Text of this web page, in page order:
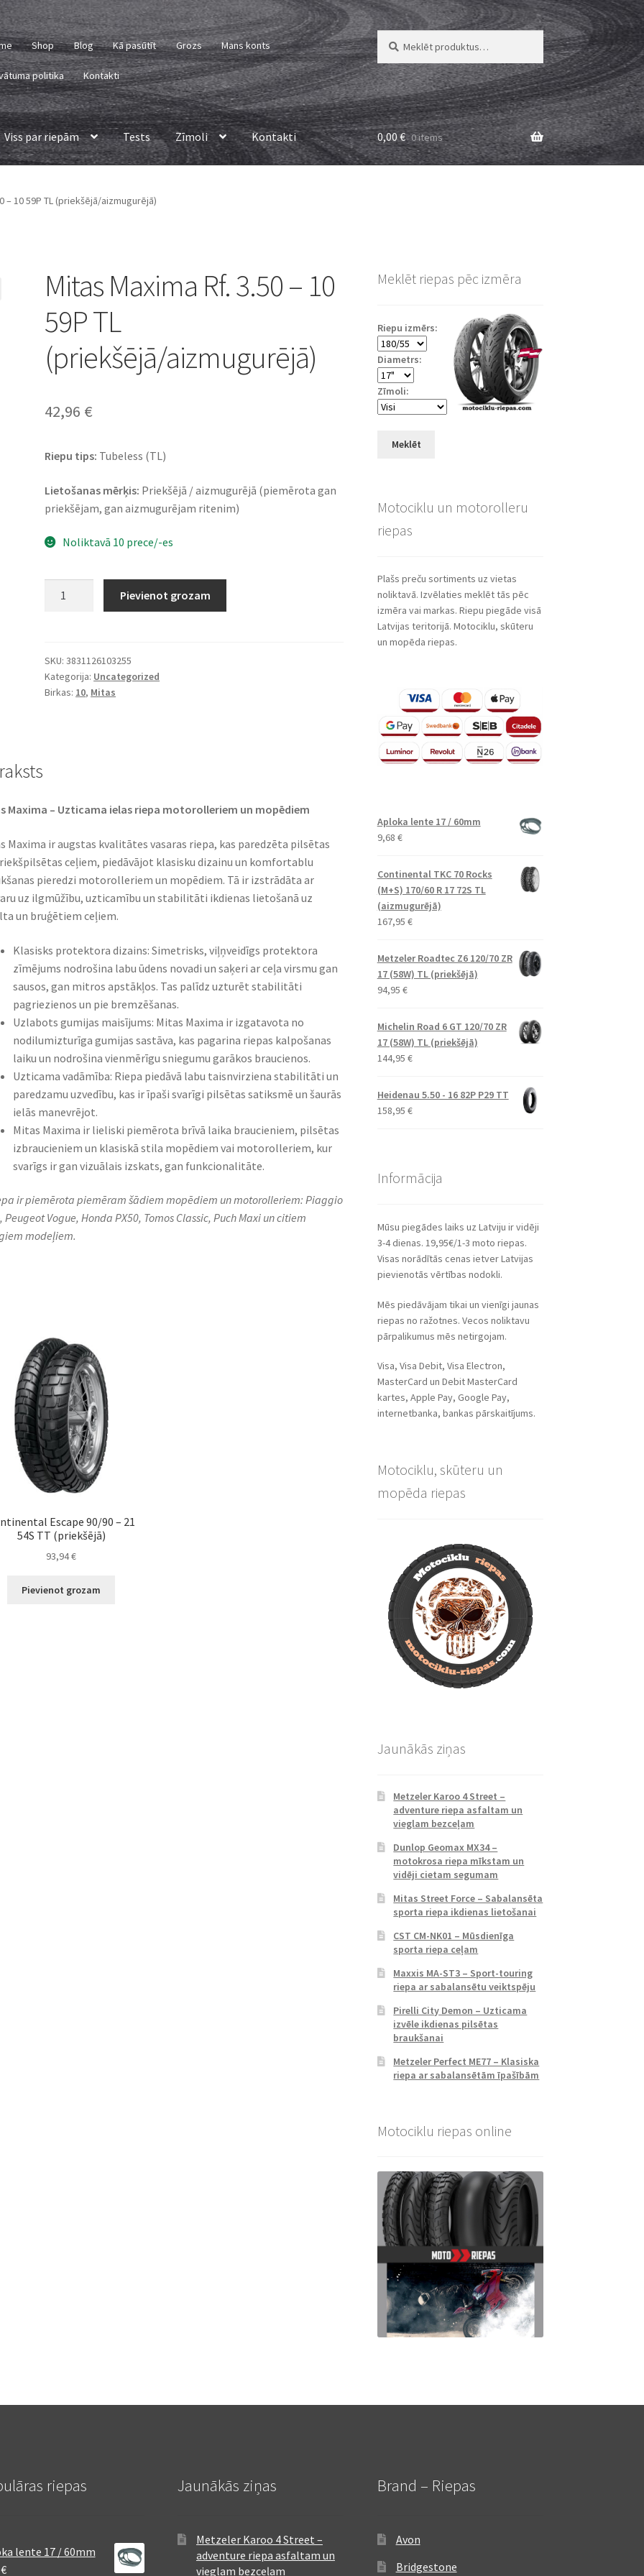
Shop Blog Kā pasūtīt Grozs Mans konts
politika Kontakti
Meklēt:
Meklēt
Viss par riepām Tests Zīmoli Kontakti 0,00€ 0 items
– 10 59P TL (priekšējā/aizmugurējā)
Mitas Maxima Rf. 3.50 – 10
59P TL
(priekšējā/aizmugurējā)
42,96 €
Riepu tips: Tubeless (TL)
Lietošanas mērķis: Priekšējā / aizmugurējā (piemērota gan
priekšējam, gan aizmugurējam ritenim)
Noliktavā 10 prece/-es
-
10
59P
Pievienot grozam
SKU:3831126103255
Kategorija: Uncategorized
Birkas: 10, Mitas
Maxima – Uzticama ielas riepa motorolleriem un mopēdiem
Maxima ir augstas kvalitātes vasaras riepa, kas paredzēta pilsētas
ceļiem, piedāvājot klasisku dizainu un komfortablu
pieredzi motorolleriem un mopēdiem. Tā ir izstrādāta ar
uz ilgmūžību, uzticamību un stabilitāti ikdienas lietošanā uz
un bruģētiem ceļiem.
Klasisks protektora dizains: Simetrisks, viļņveidīgs protektora
zīmējums nodrošina labu ūdens novadi un saķeri ar ceļa virsmu gan
sausos, gan mitros apstākļos. Tas palīdz uzturēt stabilitāti
pagriezienos un pie bremzēšanas.
Uzlabots gumijas maisījums: Mitas Maxima ir izgatavota no
nodilumizturīga gumijas sastāva, kas pagarina riepas kalpošanas
laiku un nodrošina vienmērīgu sniegumu garākos braucienos.
Uzticama vadāmība: Riepa piedāvā labu taisnvirziena stabilitāti un
paredzamu uzvedību, kas ir īpaši svarīgi pilsētas satiksmē un šaurās
ielās manevrējot.
Mitas Maxima ir lieliski piemērota brīvā laika braucieniem, pilsētas
izbraucieniem un klasiskā stila mopēdiem vai motorolleriem, kur
svarīgs ir gan vizuālais izskats, gan funkcionalitāte.
ir piemērota piemēram šādiem mopēdiem un motorolleriem: Piaggio
Peugeot Vogue, Honda PX50, Tomos Classic, Puch Maxi un citiem
modeļiem.
Escape 90/90 – 21
54S TT (priekšējā)
93,94€
Pievienot grozam
Meklēt riepas pēc izmēra
Riepu izmērs:
Diametrs:
Zīmoli:
Meklēt
Motociklu un motorolleru
riepas
Plašs preču sortiments uz vietas
noliktavā. Izvēlaties meklēt tās pēc
izmēra vai markas. Riepu piegāde visā
Latvijas teritorijā. Motociklu, skūteru
un mopēda riepas.
Aploka lente 17 / 60mm
9,68 €
Continental TKC 70 Rocks
(M+S) 170/60 R 17 72S TL
(aizmugurējā)
167,95 €
Metzeler Roadtec Z6 120/70 ZR
17 (58W) TL (priekšējā)
94,95 €
Michelin Road 6 GT 120/70 ZR
17 (58W) TL (priekšējā)
144,95 €
Heidenau 5.50 - 16 82P P29 TT
158,95 €
Informācija
Mūsu piegādes laiks uz Latviju ir vidēji
3-4 dienas. 19,95€/1-3 moto riepas.
Visas norādītās cenas ietver Latvijas
pievienotās vērtības nodokli.
Mēs piedāvājam tikai un vienīgi jaunas
riepas no ražotnes. Vecos noliktavu
pārpalikumus mēs netirgojam.
Visa, Visa Debit, Visa Electron,
MasterCard un Debit MasterCard
kartes, Apple Pay, Google Pay,
internetbanka, bankas pārskaitījums.
Motociklu, skūteru un
mopēda riepas
Jaunākās ziņas
Metzeler Karoo 4 Street –
adventure riepa asfaltam un
vieglam bezceļam
Dunlop Geomax MX34 –
motokrosa riepa mīkstam un
vidēji cietam segumam
Mitas Street Force – Sabalansēta
sporta riepa ikdienas lietošanai
CST CM-NK01 – Mūsdienīga
sporta riepa ceļam
Maxxis MA-ST3 – Sport-touring
riepa ar sabalansētu veiktspēju
Pirelli City Demon – Uzticama
izvēle ikdienas pilsētas
braukšanai
Metzeler Perfect ME77 – Klasiska
riepa ar sabalansētām īpašībām
Motociklu riepas online
riepas
lente 17 / 60mm
€
Jaunākās ziņas
Metzeler Karoo 4 Street –
adventure riepa asfaltam un
vieglam bezceļam
Brand – Riepas
Avon
Bridgestone